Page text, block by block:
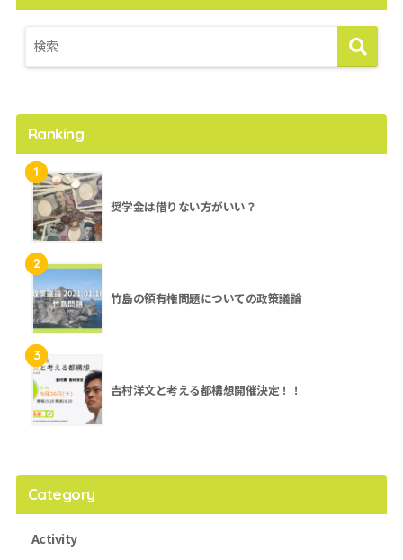
Ranking
1
奨学金は借りない方がいい？
2
竹島の領有権問題についての政策議論
3
吉村洋文と考える都構想開催決定！！
Category
Activity